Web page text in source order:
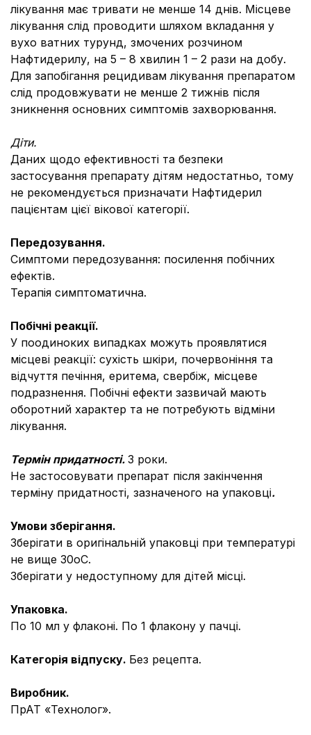
лікування має тривати не менше 14 днів. Місцеве
лікування слід проводити шляхом вкладання у
вухо ватних турунд, змочених розчином
Нафтидерилу, на 5 – 8 хвилин 1 – 2 рази на добу.
Для запобігання рецидивам лікування препаратом
слід продовжувати не менше 2 тижнів після
зникнення основних симптомів захворювання.
Діти.
Даних щодо ефективності та безпеки
застосування препарату дітям недостатньо, тому
не рекомендується призначати Нафтидерил
пацієнтам цієї вікової категорії.
Передозування.
Симптоми передозування: посилення побічних
ефектів.
Терапія симптоматична.
Побічні реакції.
У поодиноких випадках можуть проявлятися
місцеві реакції: сухість шкіри, почервоніння та
відчуття печіння, еритема, свербіж, місцеве
подразнення. Побічні ефекти зазвичай мають
оборотний характер та не потребують відміни
лікування.
Термін придатності. 3 роки.
Не застосовувати препарат після закінчення
терміну придатності, зазначеного на упаковці.
Умови зберігання.
Зберігати в оригінальній упаковці при температурі
не вище 30оС.
Зберігати у недоступному для дітей місці.
Упаковка.
По 10 мл у флаконі. По 1 флакону у пачці.
Категорія відпуску. Без рецепта.
Виробник.
ПрАТ «Технолог».